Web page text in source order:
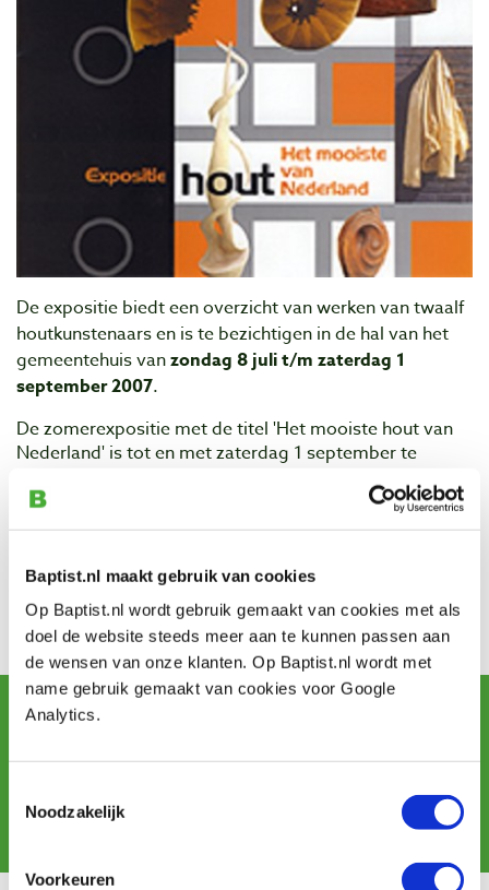
Baptist.nl maakt gebruik van cookies
Op Baptist.nl wordt gebruik gemaakt van cookies met als
doel de website steeds meer aan te kunnen passen aan
de wensen van onze klanten. Op Baptist.nl wordt met
name gebruik gemaakt van cookies voor Google
Analytics.
Noodzakelijk
Voorkeuren
De expositie biedt een overzicht van werken van twaalf
houtkunstenaars en is te bezichtigen in de hal van het
gemeentehuis vanzondag 8 juli t/m zaterdag 1
september 2007.
De zomerexpositie met de titel 'Het mooiste hout van
Nederland' is tot en met zaterdag 1 september te
bezichtigen in de hal van het gemeentehuis en in
lunchroom Markant, aan de Brink in Sint Anthonis.
17.00, op maandag tot 18.30 en op vrijdag tot 12.30
uur.
Lunchroom Markant is op van maandag t/m zatersag
van 10.00 tot 16.00 uur.
Sign up for our newsletter
and receive offers, new products and tips.